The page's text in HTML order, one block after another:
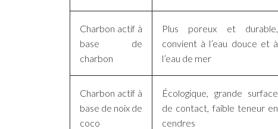
Charbon actif à
base de
charbon
Plus poreux et durable,
convient à l’eau douce et à
l’eau de mer
Charbon actif à
base de noix de
coco
Écologique, grande surface
de contact, faible teneur en
cendres